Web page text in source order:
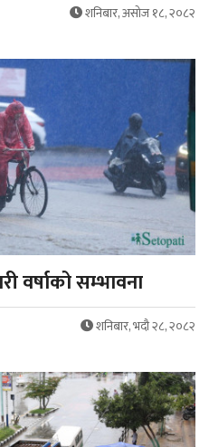
शनिबार, असोज १८, २०८२
वर्षाको सम्भावना
शनिबार, भदौ २८, २०८२